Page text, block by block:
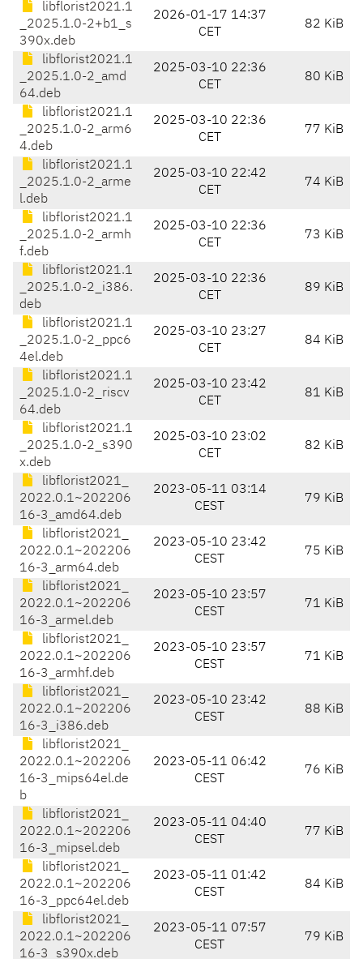
libflorist2021.1
_2025.1.0-2+b1_s
390x.deb
2026-01-17 14:37
CET
82 KiB
libflorist2021.1
_2025.1.0-2_amd
64.deb
2025-03-10 22:36
CET
80 KiB
libflorist2021.1
_2025.1.0-2_arm6
4.deb
2025-03-10 22:36
CET
77 KiB
libflorist2021.1
_2025.1.0-2_arme
l.deb
2025-03-10 22:42
CET
74 KiB
libflorist2021.1
_2025.1.0-2_armh
f.deb
2025-03-10 22:36
CET
73 KiB
libflorist2021.1
_2025.1.0-2_i386.
deb
2025-03-10 22:36
CET
89 KiB
libflorist2021.1
_2025.1.0-2_ppc6
4el.deb
2025-03-10 23:27
CET
84 KiB
libflorist2021.1
_2025.1.0-2_riscv
64.deb
2025-03-10 23:42
CET
81 KiB
libflorist2021.1
_2025.1.0-2_s390
x.deb
2025-03-10 23:02
CET
82 KiB
libflorist2021_
2022.0.1~202206
16-3_amd64.deb
2023-05-11 03:14
CEST
79 KiB
libflorist2021_
2022.0.1~202206
16-3_arm64.deb
2023-05-10 23:42
CEST
75 KiB
libflorist2021_
2022.0.1~202206
16-3_armel.deb
2023-05-10 23:57
CEST
71 KiB
libflorist2021_
2022.0.1~202206
16-3_armhf.deb
2023-05-10 23:57
CEST
71 KiB
libflorist2021_
2022.0.1~202206
16-3_i386.deb
2023-05-10 23:42
CEST
88 KiB
libflorist2021_
2022.0.1~202206
16-3_mips64el.de
b
2023-05-11 06:42
CEST
76 KiB
libflorist2021_
2022.0.1~202206
16-3_mipsel.deb
2023-05-11 04:40
CEST
77 KiB
libflorist2021_
2022.0.1~202206
16-3_ppc64el.deb
2023-05-11 01:42
CEST
84 KiB
libflorist2021_
2022.0.1~202206
16-3_s390x.deb
2023-05-11 07:57
CEST
79 KiB